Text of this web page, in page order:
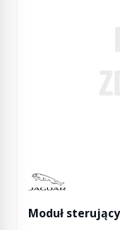
Manufactured by
Moduł